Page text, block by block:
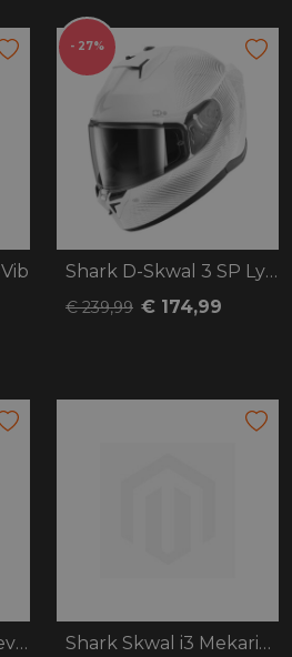
- 27%
Shark D-Skwal 3 SP Lyne
€ 239,99 € 174,99
Shark D-Skwal 3 Shiever
Shark Skwal i3 Mekarium